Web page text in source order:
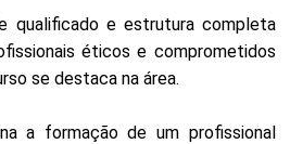
qualificado e estrutura completa
éticos e comprometidos
se destaca na área.
a formação de um profissional